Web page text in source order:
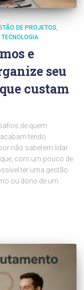
DE PROJETOS
TECNOLOGIA
e
seu
custam
de quem
tendo
não saberem lidar
com um pouco de
ter uma gestão
ou dono de um